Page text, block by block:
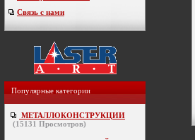
Связь с нами
Популярные категории
МЕТАЛЛОКОНСТРУКЦИИ
(15131 Просмотров)